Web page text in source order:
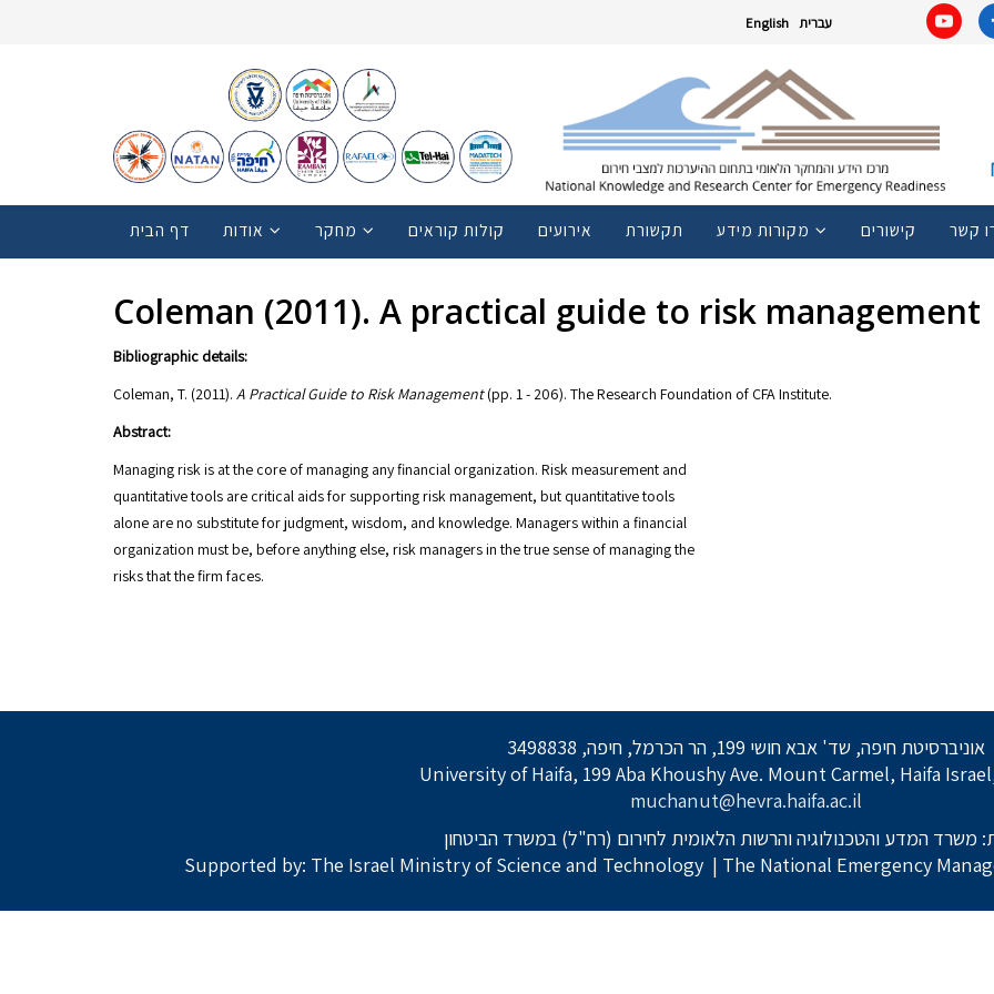
עברית English
דף הבית אודות מחקר קולות קוראים אירועים תקשורת מקורות מידע קישורים קשר
Coleman (2011). A practical guide to risk management
Bibliographic details:
Coleman, T. (2011). A Practical Guide to Risk Management(pp. 1 - 206). The Research Foundation of CFA Institute.
Abstract:
Managing risk is at the core of managing any financial organization. Risk measurement and
quantitative tools are critical aids for supporting risk management, but quantitative tools
alone are no substitute for judgment, wisdom, and knowledge. Managers within a financial
organization must be, before anything else, risk managers in the true sense of managing the
risks that the firm faces.
אוניברסיטת חיפה, שד' אבא חושי 199, הר הכרמל, חיפה, 3498838
University of Haifa, 199 Aba Khoushy Ave. Mount Carmel, Haifa
muchanut@hevra.haifa.ac.il
משרד המדע והטכנולוגיה והרשות הלאומית לחירום (רח"ל) במשרד הביטחון
Supported by: The Israel Ministry of Science and Technology | The National Emergency